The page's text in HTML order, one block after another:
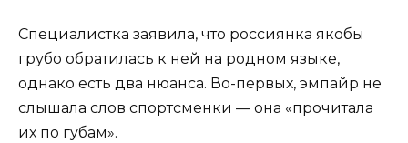
Специалистка заявила, что россиянка якобы
грубо обратилась к ней на родном языке,
однако есть два нюанса. Во-первых, эмпайр не
слышала слов спортсменки — она «прочитала
их по губам».